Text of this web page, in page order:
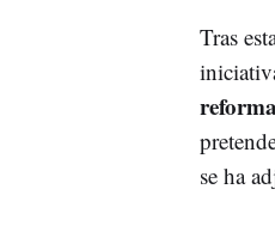
Tras
se ha